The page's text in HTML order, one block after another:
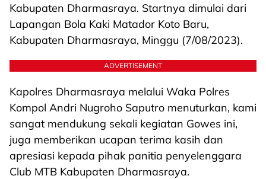
Kabupaten Dharmasraya. Startnya dimulai dari
Lapangan Bola Kaki Matador Koto Baru,
Kabupaten Dharmasraya, Minggu (7/08/2023).
ADVERTISEMENT
Kapolres Dharmasraya melalui Waka Polres
Kompol Andri Nugroho Saputro menuturkan, kami
sangat mendukung sekali kegiatan Gowes ini,
juga memberikan ucapan terima kasih dan
apresiasi kepada pihak panitia penyelenggara
Club MTB Kabupaten Dharmasraya.